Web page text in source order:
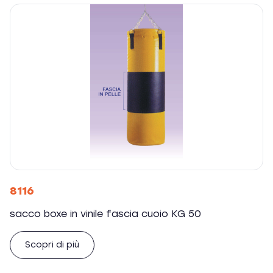
8116
sacco boxe in vinile fascia cuoio KG 50
Scopri di più